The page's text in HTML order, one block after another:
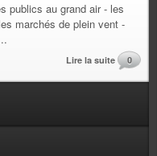
publics au grand air - les
marchés de plein vent -
Lire la suite 0